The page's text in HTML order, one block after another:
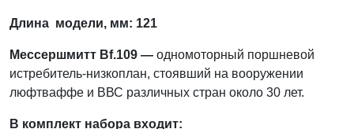
Длина модели, мм: 121
Мессершмитт Bf.109 — одномоторный поршневой
истребитель-низкоплан, стоявший на вооружении
люфтваффе и ВВС различных стран около 30 лет.
В комплект набора входит: